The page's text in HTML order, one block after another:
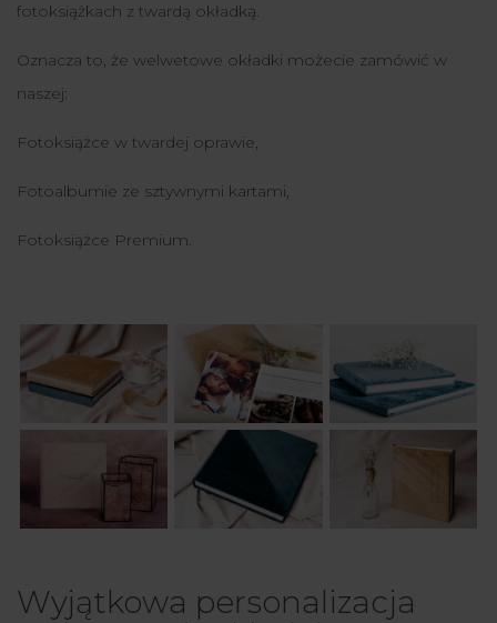
fotoksiążkach z twardą okładką.
Oznacza to, że welwetowe okładki możecie zamówić w
naszej:
Fotoksiążce w twardej oprawie,
Fotoalbumie ze sztywnymi kartami,
Fotoksiążce Premium.
Wyjątkowa personalizacja